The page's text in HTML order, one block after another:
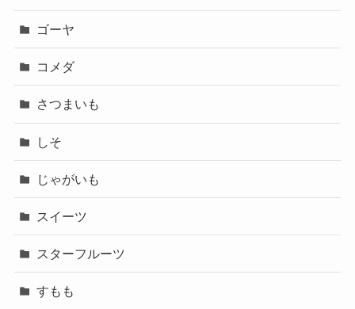
ゴーヤ
コメダ
さつまいも
しそ
じゃがいも
スイーツ
スターフルーツ
すもも